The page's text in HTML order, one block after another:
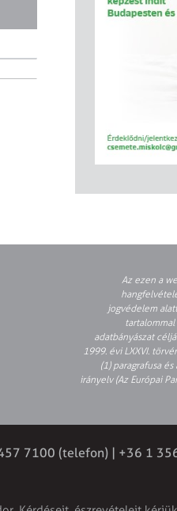
Az ezen a
jogvédelem
adatbányászat
1999. évi LXXVI.
(1) paragrafusa
irányelv (Az Európai
7100 (telefon) | +36 1